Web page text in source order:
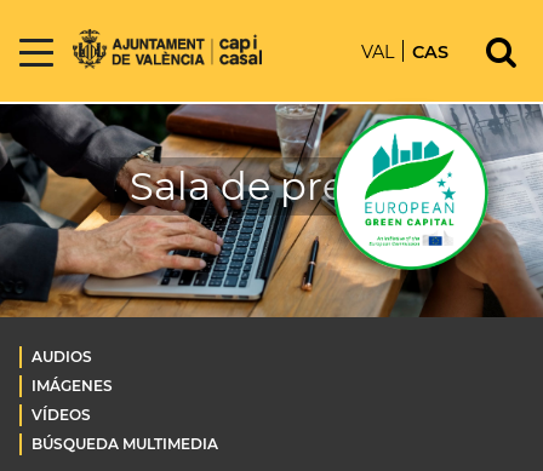
VAL CAS
Sala de prensa
AUDIOS
IMÁGENES
VÍDEOS
BÚSQUEDA MULTIMEDIA